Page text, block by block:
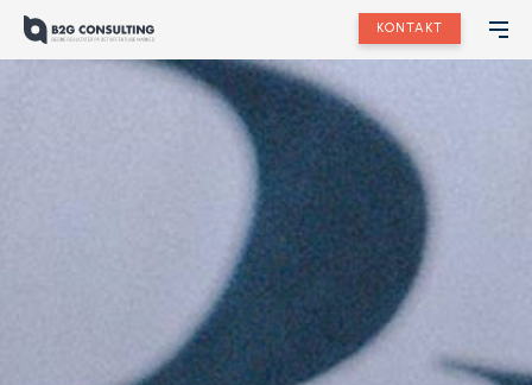
KONTAKT